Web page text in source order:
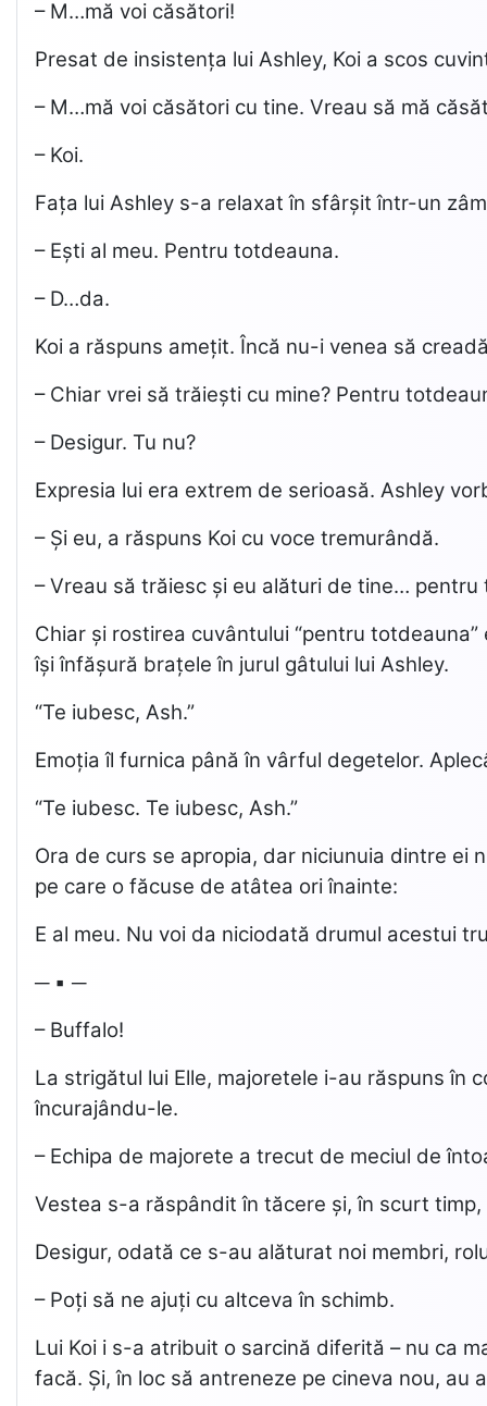
– M…mă voi căsători!
Presat de insistența lui Ashley, Koi a scos
– M…mă voi căsători cu tine. Vreau să mă
– Koi.
Fața lui Ashley s-a relaxat în sfârșit într-un
– Ești al meu. Pentru totdeauna.
– D…da.
Koi a răspuns amețit. Încă nu-i venea să
– Chiar vrei să trăiești cu mine? Pentru
– Desigur. Tu nu?
Expresia lui era extrem de serioasă. Ashley
– Și eu, a răspuns Koi cu voce tremurândă.
– Vreau să trăiesc și eu alături de tine… pentru
Chiar și rostirea cuvântului “pentru
își înfășură brațele în jurul gâtului lui Ashley.
“Te iubesc, Ash.”
Emoția îl furnica până în vârful degetelor.
“Te iubesc. Te iubesc, Ash.”
Ora de curs se apropia, dar niciunuia dintre ei
pe care o făcuse de atâtea ori înainte:
E al meu. Nu voi da niciodată drumul acestui
─ ▪ ─
– Buffalo!
La strigătul lui Elle, majoretele i-au răspuns în
încurajându-le.
– Echipa de majorete a trecut de meciul de
Vestea s-a răspândit în tăcere și, în scurt
Desigur, odată ce s-au alăturat noi membri,
– Poți să ne ajuți cu altceva în schimb.
Lui Koi i s-a atribuit o sarcină diferită – nu ca
facă. Și, în loc să antreneze pe cineva nou, au